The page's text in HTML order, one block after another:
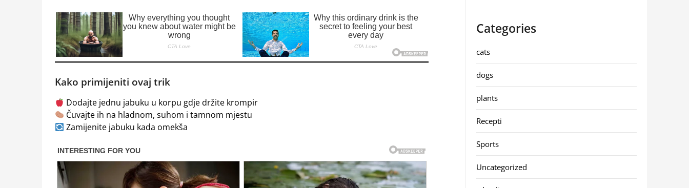
Kako primijeniti ovaj trik
Dodajte jednu jabuku u korpu gdje držite krompir
Čuvajte ih na hladnom, suhom i tamnom mjestu
Zamijenite jabuku kada omekša
Categories
cats
dogs
plants
Recepti
Sports
Uncategorized